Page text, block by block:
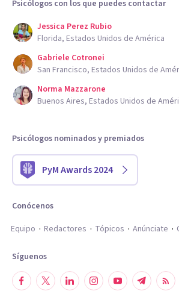
Psicólogos con los que puedes contactar
Jessica Perez Rubio
Florida, Estados Unidos de América
Gabriele Cotronei
San Francisco, Estados Unidos de
Norma Mazzarone
Buenos Aires, Estados Unidos de
Psicólogos nominados y premiados
PyM Awards 2024
Conócenos
Equipo
Redactores Tópicos Anúnciate
Síguenos